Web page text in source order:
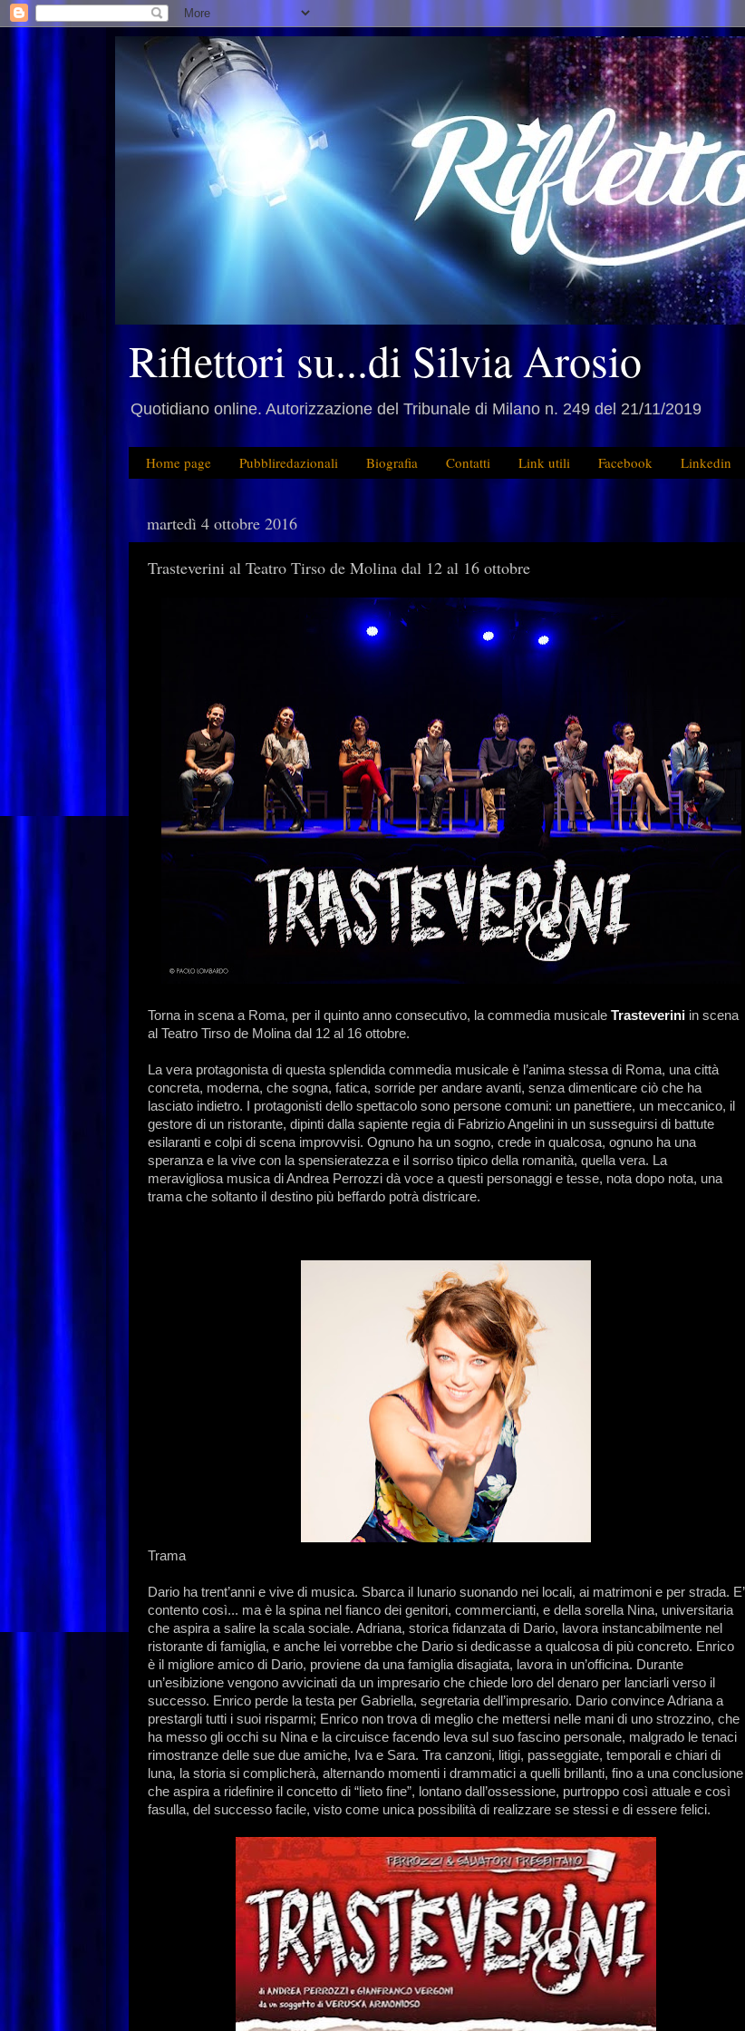
Riflettori su...di Silvia Arosio
Quotidiano online. Autorizzazione del Tribunale di Milano n. 249 del 21/11/2019
Home page Pubbliredazionali Biografia Contatti Link utili Facebook Linkedin
martedì 4 ottobre 2016
Trasteverini al Teatro Tirso de Molina dal 12 al 16 ottobre
Torna in scena a Roma, per il quinto anno consecutivo, la commedia musicale Trasteverini in scena
al Teatro Tirso de Molina dal 12 al 16 ottobre.
La vera protagonista di questa splendida commedia musicale è l’anima stessa di Roma, una città
concreta, moderna, che sogna, fatica, sorride per andare avanti, senza dimenticare ciò che ha
lasciato indietro. I protagonisti dello spettacolo sono persone comuni: un panettiere, un meccanico, il
gestore di un ristorante, dipinti dalla sapiente regia di Fabrizio Angelini in un susseguirsi di battute
esilaranti e colpi di scena improvvisi. Ognuno ha un sogno, crede in qualcosa, ognuno ha una
speranza e la vive con la spensieratezza e il sorriso tipico della romanità, quella vera. La
meravigliosa musica di Andrea Perrozzi dà voce a questi personaggi e tesse, nota dopo nota, una
trama che soltanto il destino più beffardo potrà districare.
Trama
Dario ha trent’anni e vive di musica. Sbarca il lunario suonando nei locali, ai matrimoni e per strada. E’
contento così... ma è la spina nel fianco dei genitori, commercianti, e della sorella Nina, universitaria
che aspira a salire la scala sociale. Adriana, storica fidanzata di Dario, lavora instancabilmente nel
ristorante di famiglia, e anche lei vorrebbe che Dario si dedicasse a qualcosa di più concreto. Enrico
è il migliore amico di Dario, proviene da una famiglia disagiata, lavora in un’officina. Durante
un’esibizione vengono avvicinati da un impresario che chiede loro del denaro per lanciarli verso il
successo. Enrico perde la testa per Gabriella, segretaria dell’impresario. Dario convince Adriana a
prestargli tutti i suoi risparmi; Enrico non trova di meglio che mettersi nelle mani di uno strozzino, che
ha messo gli occhi su Nina e la circuisce facendo leva sul suo fascino personale, malgrado le tenaci
rimostranze delle sue due amiche, Iva e Sara. Tra canzoni, litigi, passeggiate, temporali e chiari di
luna, la storia si complicherà, alternando momenti i drammatici a quelli brillanti, fino a una conclusione
che aspira a ridefinire il concetto di “lieto fine”, lontano dall’ossessione, purtroppo così attuale e così
fasulla, del successo facile, visto come unica possibilità di realizzare se stessi e di essere felici.